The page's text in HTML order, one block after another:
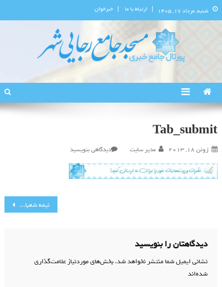
شنبه, مرداد ۱۷, ۱۴۰۵ ارتباط با ما خبرخوان
پورتال اطلاع‌رسانی مسجد جامع
Tab_submit
ژوئن 18, 2013 مدیر سایت دیدگاهی بنویسیددر
نیمه شعبان،افتتاح رسمی سایت
دیدگاهتان را بنویسید
نشانی ایمیل شما منتشر نخواهد شد.بخش‌های موردنیاز علامت‌گذاری
شده‌اند